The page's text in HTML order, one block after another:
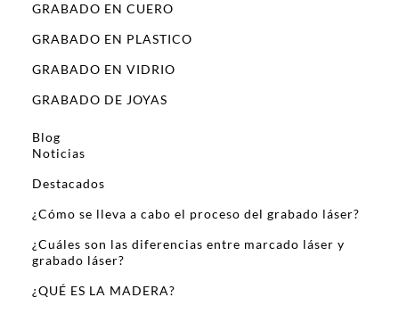
GRABADO EN CUERO
GRABADO EN PLASTICO
GRABADO EN VIDRIO
GRABADO DE JOYAS
Blog
Noticias
Destacados
¿Cómo se lleva a cabo el proceso del grabado láser?
¿Cuáles son las diferencias entre marcado láser y
grabado láser?
¿QUÉ ES LA MADERA?